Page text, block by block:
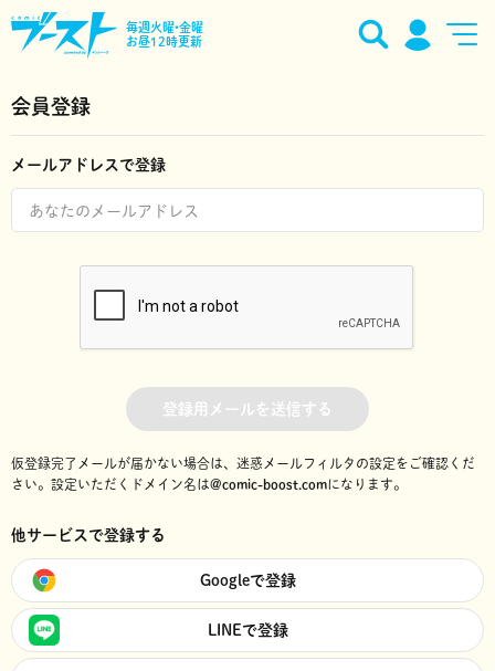
毎週火曜•金曜
お昼12時更新
会員登録
メールアドレスで登録
登録用メールを送信する
仮登録完了メールが届かない場合は、迷惑メールフィルタの設定をご確認くだ
さい。 設定いただくドメイン名は@comic-boost.comになります。
他サービスで登録する
Googleで登録
LINEで登録